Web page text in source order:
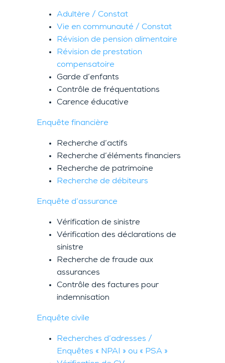
Adultère / Constat
Vie en communauté / Constat
Révision de pension alimentaire
Révision de prestation
compensatoire
Garde d’enfants
Contrôle de fréquentations
Carence éducative
Enquête financière
Recherche d’actifs
Recherche d’éléments financiers
Recherche de patrimoine
Recherche de débiteurs
Enquête d’assurance
Vérification de sinistre
Vérification des déclarations de
sinistre
Recherche de fraude aux
assurances
Contrôle des factures pour
indemnisation
Enquête civile
Recherches d’adresses /
Enquêtes « NPAI » ou « PSA »